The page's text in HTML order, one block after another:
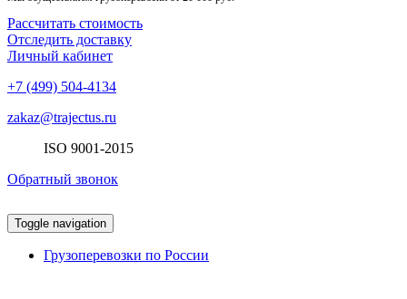
Рассчитать стоимость
Отследить доставку
Личный кабинет
+7 (499) 504-4134
zakaz@trajectus.ru
ISO 9001-2015
Обратный звонок
Toggle navigation
Грузоперевозки по России